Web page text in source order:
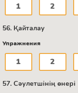
1 2
56. Қайталау
Упражнения
1 2
57. Сәулетшінің өнері